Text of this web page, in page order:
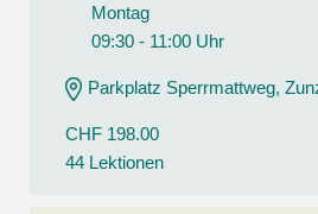
Montag
09:30 - 11:00 Uhr
Parkplatz Sperrmattweg,
CHF 198.00
44 Lektionen